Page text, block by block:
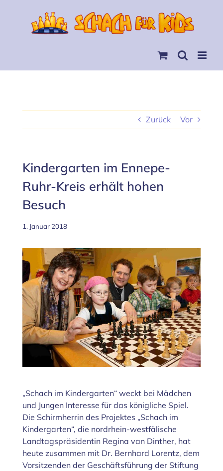
Zurück Vor
Kindergarten im Ennepe-
Ruhr-Kreis erhält hohen
Besuch
1. Januar 2018
Zeige
grösseres
Bild
„Schach im Kindergarten“ weckt bei Mädchen
und Jungen Interesse für das königliche Spiel.
Die Schirmherrin des Projektes „Schach im
Kindergarten“, die nordrhein-westfälische
Landtagspräsidentin Regina van Dinther, hat
heute zusammen mit Dr. Bernhard Lorentz, dem
Vorsitzenden der Geschäftsführung der Stiftung